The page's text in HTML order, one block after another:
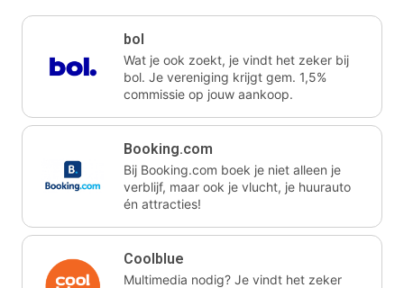
bol
Wat je ook zoekt, je vindt het zeker bij
bol. Je vereniging krijgt gem. 1,5%
commissie op jouw aankoop.
Booking.com
Bij Booking.com boek je niet alleen je
verblijf, maar ook je vlucht, je huurauto
én attracties!
Coolblue
Multimedia nodig? Je vindt het zeker